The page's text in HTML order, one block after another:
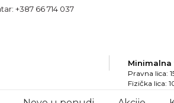
+387 66 714 037
Pravna lica:
Fizička lica: